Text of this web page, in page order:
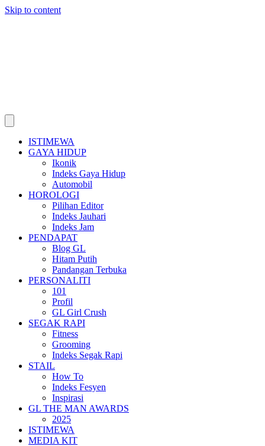
Skip to content
ISTIMEWA
GAYA HIDUP
Ikonik
Indeks Gaya Hidup
Automobil
HOROLOGI
Pilihan Editor
Indeks Jauhari
Indeks Jam
PENDAPAT
Blog GL
Hitam Putih
Pandangan Terbuka
PERSONALITI
101
Profil
GL Girl Crush
SEGAK RAPI
Fitness
Grooming
Indeks Segak Rapi
STAIL
How To
Indeks Fesyen
Inspirasi
GL THE MAN AWARDS
2025
ISTIMEWA
MEDIA KIT